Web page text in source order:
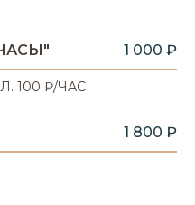
1 000 ₽
100 ₽/ЧАС
1 800 ₽